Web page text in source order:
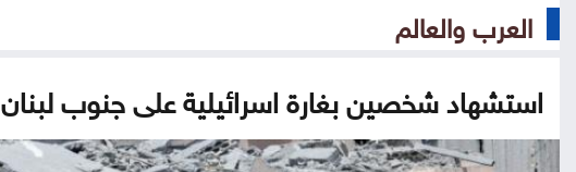
العرب والعالم
استشهاد شخصين بغارة اسرائيلية على جنوب لبنان